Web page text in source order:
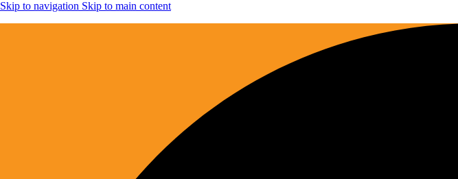
Skip to navigation Skip to main content